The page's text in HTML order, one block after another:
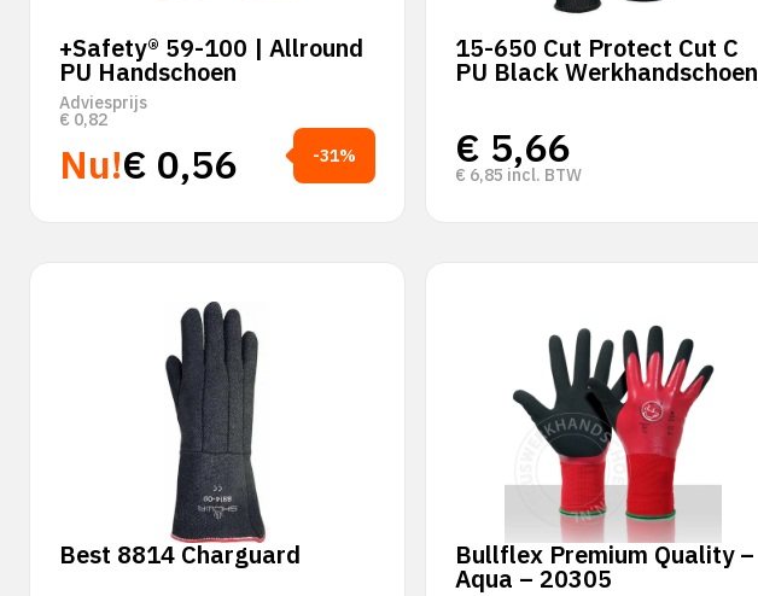
+Safety® 59-100 | Allround
PU Handschoen
Adviesprijs
€ 0,82
Nu!€ 0,56 -31%
15-650 Cut Protect Cut C
PU Black Werkhandschoen
€ 5,66
€ 6,85 incl. BTW
Best 8814 Charguard Bullflex Premium Quality –
Aqua – 20305